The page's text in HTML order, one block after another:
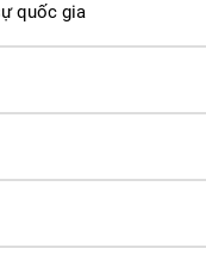
quốc gia